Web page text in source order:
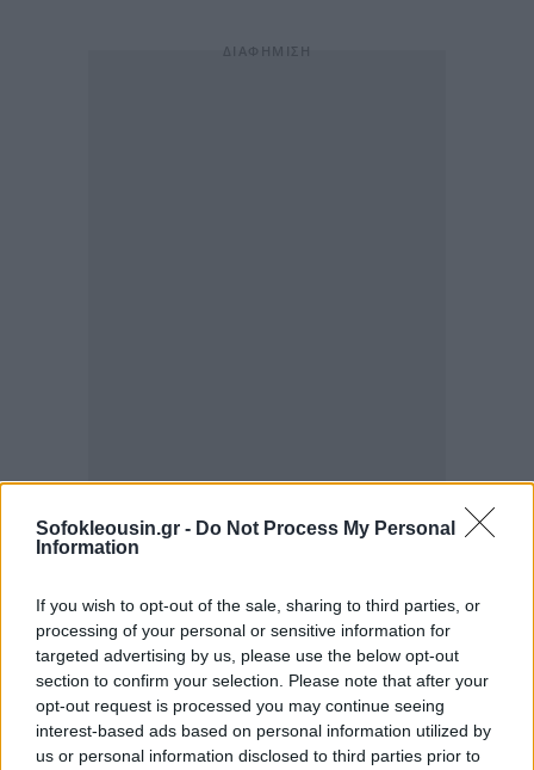
Sofokleousin.gr - Do Not Process My Personal
Information
If you wish to opt-out of the sale, sharing to third parties, or
processing of your personal or sensitive information for
targeted advertising by us, please use the below opt-out
section to confirm your selection. Please note that after your
opt-out request is processed you may continue seeing
interest-based ads based on personal information utilized by
us or personal information disclosed to third parties prior to